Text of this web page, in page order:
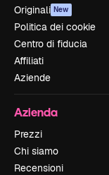
Originali New
Politica dei cookie
Centro di fiducia
Affiliati
Aziende
Azienda
Prezzi
Chi siamo
Recensioni